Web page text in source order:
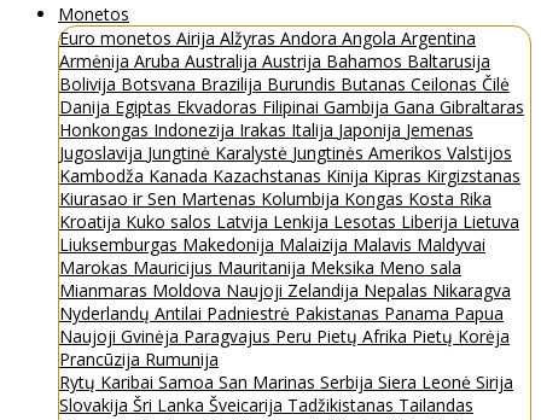
Monetos
Euro monetos Airija Alžyras Andora Angola Argentina
Armėnija Aruba Australija Austrija Bahamos Baltarusija
Bolivija Botsvana Brazilija Burundis Butanas Ceilonas Čilė
Danija Egiptas Ekvadoras Filipinai Gambija Gana Gibraltaras
Honkongas Indonezija Irakas Italija Japonija Jemenas
Jugoslavija Jungtinė Karalystė Jungtinės Amerikos Valstijos
Kambodža Kanada Kazachstanas Kinija Kipras Kirgizstanas
Kiurasao ir Sen Martenas Kolumbija Kongas Kosta Rika
Kroatija Kuko salos Latvija Lenkija Lesotas Liberija Lietuva
Liuksemburgas Makedonija Malaizija Malavis Maldyvai
Marokas Mauricijus Mauritanija Meksika Meno sala
Mianmaras Moldova Naujoji Zelandija Nepalas Nikaragva
Nyderlandų Antilai Padniestrė Pakistanas Panama Papua
Naujoji Gvinėja Paragvajus Peru Pietų Afrika Pietų Korėja
Prancūzija Rumunija
Rytų Karibai Samoa San Marinas Serbija Siera Leonė Sirija
Slovakija Šri Lanka Šveicarija Tadžikistanas Tailandas